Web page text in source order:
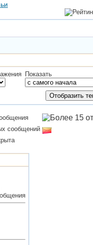
Показать
сообщений